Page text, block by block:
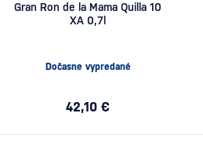
Gran Ron de la Mama Quilla 10
XA 0,7l
Dočasne vypredané
42,10 €